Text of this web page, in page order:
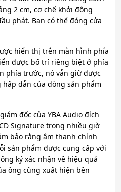
2 cm, cơ chế khởi động
phát. Bạn có thể đóng cửa
hiển thị trên màn hình phía
được bố trí riêng biệt ở phía
phía trước, nó vẫn giữ được
dẫn của dòng sản phẩm
đốc của YBA Audio đích
Signature trong nhiều giờ
bảo rằng âm thanh chính
sản phẩm được cung cấp với
ký xác nhận về hiệu quả
ông cũng xuất hiện bên